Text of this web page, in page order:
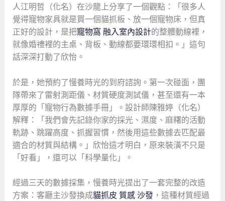
人江明哲（化名）在沙龍上分享了一個觀點：「很多人
覺得寵物家具就是買一個貓抓板、放一個寵物床，但真
正好的設計，是把寵物窩 融入室內設計的整體動線裡，
就像婚禮裡的主桌、背板、動線都要環環相扣。」這句
話深深打動了欣怡。
於是，她預約了慢養時光的到府諮詢。第一次碰面，團
隊帶來了雷射測距儀、材質硬度測試儀，甚至還有一本
厚厚的「寵物行為數據手冊」。設計師陳雅婷（化名）
解釋：「我們會先記錄你家的採光、濕度、麻糬的活動
軌跡、跳躍高度、抓握習慣，然後用這些數據去匹配最
適合的材質與結構。」欣怡這才明白，原來裝潢不只是
「好看」，還可以「科學量化」。
經過三天的數據採集，慢養時光提出了一套完整的改造
方案：客廳主沙發換成貓抓皮 質感 沙發，這種材質經過